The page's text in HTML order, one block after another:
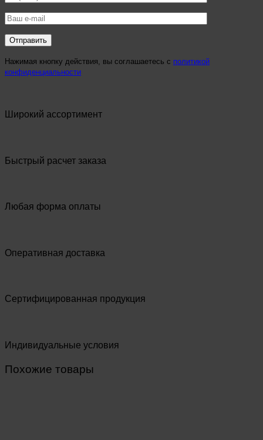
Нажимая кнопку действия, вы соглашаетесь с политикой
конфиденциальности
Широкий ассортимент
Быстрый расчет заказа
Любая форма оплаты
Оперативная доставка
Сертифицированная продукция
Индивидуальные условия
Похожие товары